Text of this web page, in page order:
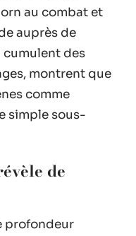
au combat et
auprès de
cumulent des
montrent que
comme
simple sous-
de
profondeur